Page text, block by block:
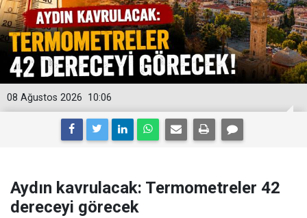
10:06
08 Ağustos 2026
Aydın kavrulacak: Termometreler 42
dereceyi görecek